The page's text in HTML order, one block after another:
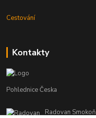
Cestování
Kontakty
Pohlednice Česka
Radovan Smokoň